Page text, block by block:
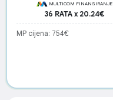
MULTICOM FINANSIRANJE
36 RATA x 20.24€
MP cijena: 754€